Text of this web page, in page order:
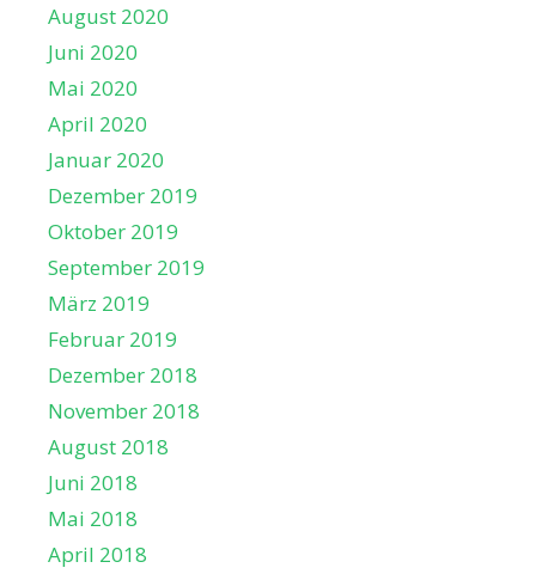
August 2020
Juni 2020
Mai 2020
April 2020
Januar 2020
Dezember 2019
Oktober 2019
September 2019
März 2019
Februar 2019
Dezember 2018
November 2018
August 2018
Juni 2018
Mai 2018
April 2018